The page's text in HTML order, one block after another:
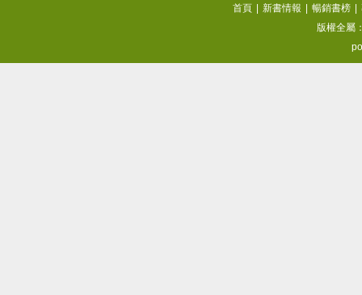
首頁 新書情報 暢銷書榜
版權全屬